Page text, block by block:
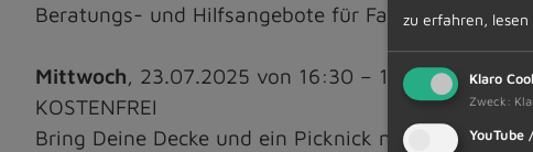
Beratungs- und Hilfsangebote für Familien.
Mittwoch, 23.07.2025 von 16:30 – 18:30 Uhr -
KOSTENFREI
Bring Deine Decke und ein Picknick mit und
zu erfahren,
Klaro
Zweck :
YouTube